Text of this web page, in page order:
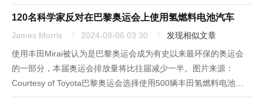
氢燃料电池汽车，而纯电动汽车的登记量高达1,080万辆。尽管如
此，一些制造商仍希望氢能在交通领域发挥作用。宝马（BM...
120名科学家反对在巴黎奥运会上使用氢燃料电池汽车
James Morris 2024-08-06 03:30
发现相似文章
使用丰田Mirai被认为是巴黎奥运会成为有史以来最环保的奥运会
的一部分，本届奥运会排放量将比往届减少一半。图片来源：
Courtesy of Toyota巴黎奥运会选择使用500辆丰田氢燃料电池汽
车Mirai接送运动员，以展示奥运会的绿色环保理念。但是，美国